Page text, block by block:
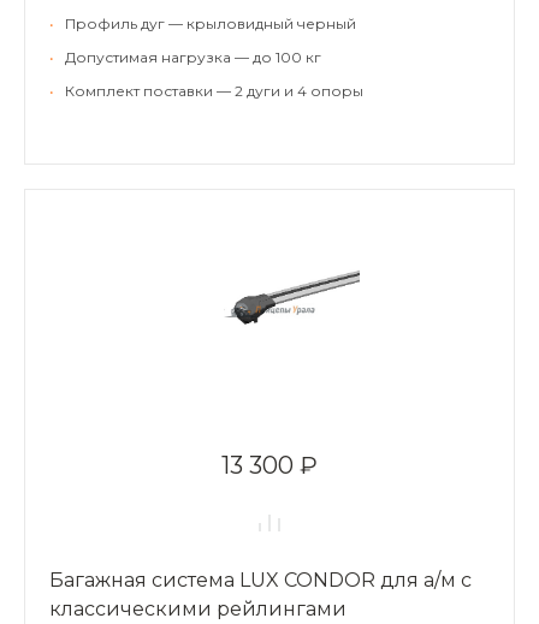
•
Профиль дуг — крыловидный черный
•
Допустимая нагрузка — до 100 кг
•
Комплект поставки — 2 дуги и 4 опоры
13 300 ₽
Багажная система LUX CONDOR для а/м с
классическими рейлингами